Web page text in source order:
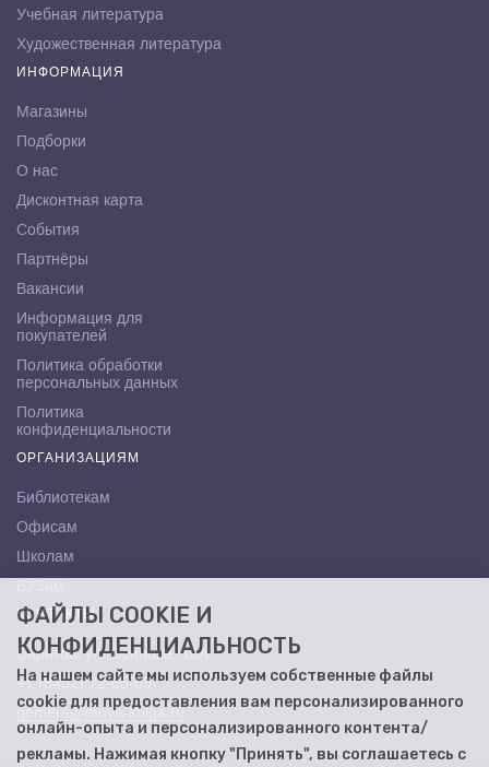
Учебная литература
Художественная литература
ИНФОРМАЦИЯ
Магазины
Подборки
О нас
Дисконтная карта
События
Партнёры
Вакансии
Информация для
покупателей
Политика обработки
персональных данных
Политика
конфиденциальности
ОРГАНИЗАЦИЯМ
Библиотекам
Офисам
Школам
КОНТАКТЫ
Саратов, ул. Осипова, 10А
+7 (8452) 72-65-65
gemera@moya-kniga.ru
ФАЙЛЫ COOKIE И
КОНФИДЕНЦИАЛЬНОСТЬ
На нашем сайте мы используем собственные файлы
cookie для предоставления вам персонализированного
онлайн-опыта и персонализированного контента/
рекламы. Нажимая кнопку "Принять", вы соглашаетесь с